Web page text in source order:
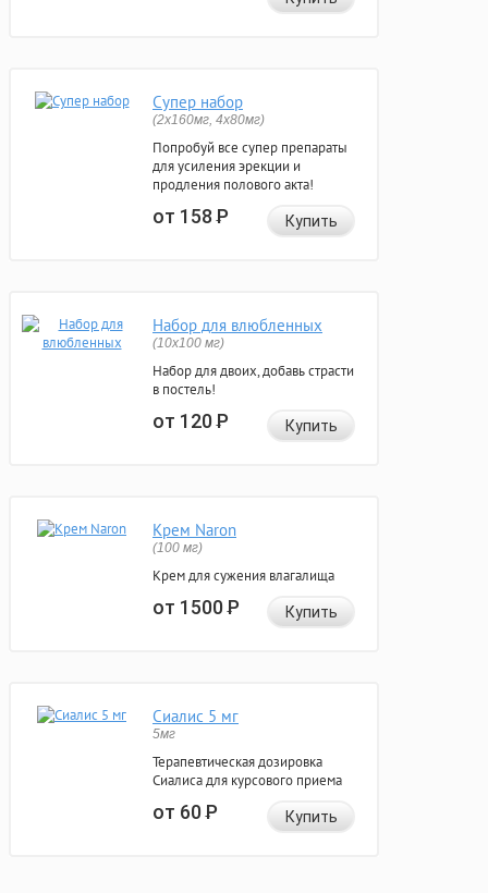
Супер набор
(2х160мг, 4х80мг)
Попробуй все супер препараты
для усиления эрекции и
продления полового акта!
от 158Р Купить
Набор для влюбленных
(10х100 мг)
Набор для двоих, добавь страсти
в постель!
от 120Р Купить
Крем Naron
(100 мг)
Крем для сужения влагалища
от 1500Р Купить
Сиалис 5 мг
5мг
Терапевтическая дозировка
Сиалиса для курсового приема
от 60Р Купить